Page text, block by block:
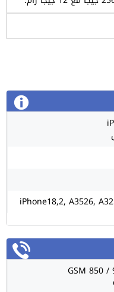
iPhone18,2, A3526,
GSM 850